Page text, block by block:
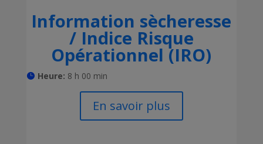
Information sècheresse
/ Indice Risque
Opérationnel (IRO)
Heure: 8 h 00 min
En savoir plus